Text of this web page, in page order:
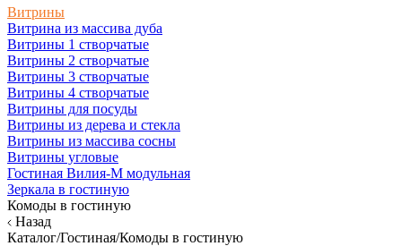
Витрины
Витрина из массива дуба
Витрины 1 створчатые
Витрины 2 створчатые
Витрины 3 створчатые
Витрины 4 створчатые
Витрины для посуды
Витрины из дерева и стекла
Витрины из массива сосны
Витрины угловые
Гостиная Вилия-М модульная
Зеркала в гостиную
Комоды в гостиную
Назад
Каталог/Гостиная/Комоды в гостиную